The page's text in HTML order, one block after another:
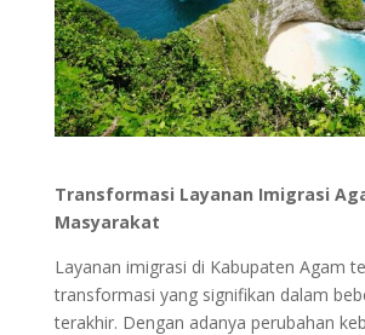
Transformasi Layanan Imigrasi
Masyarakat
Layanan imigrasi di Kabupaten Agam
transformasi yang signifikan dalam
terakhir. Dengan adanya perubahan